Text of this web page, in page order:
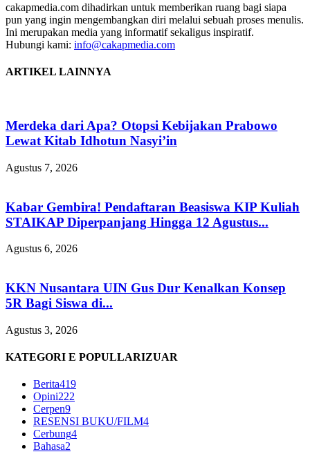
cakapmedia.com dihadirkan untuk memberikan ruang bagi siapa
pun yang ingin mengembangkan diri melalui sebuah proses menulis.
Ini merupakan media yang informatif sekaligus inspiratif.
Hubungi kami: info@cakapmedia.com
ARTIKEL LAINNYA
Merdeka dari Apa? Otopsi Kebijakan Prabowo
Lewat Kitab Idhotun Nasyi’in
Agustus 7, 2026
Kabar Gembira! Pendaftaran Beasiswa KIP Kuliah
STAIKAP Diperpanjang Hingga 12 Agustus...
Agustus 6, 2026
KKN Nusantara UIN Gus Dur Kenalkan Konsep
5R Bagi Siswa di...
Agustus 3, 2026
KATEGORI E POPULLARIZUAR
Berita419
Opini222
Cerpen9
RESENSI BUKU/FILM4
Cerbung4
Bahasa2